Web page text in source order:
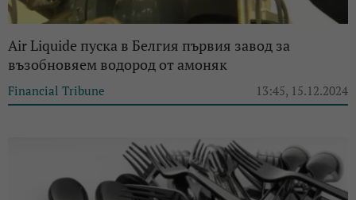
Air Liquide пуска в Белгия първия завод за
възобновяем водород от амоняк
Financial Tribune 13:45, 15.12.2024